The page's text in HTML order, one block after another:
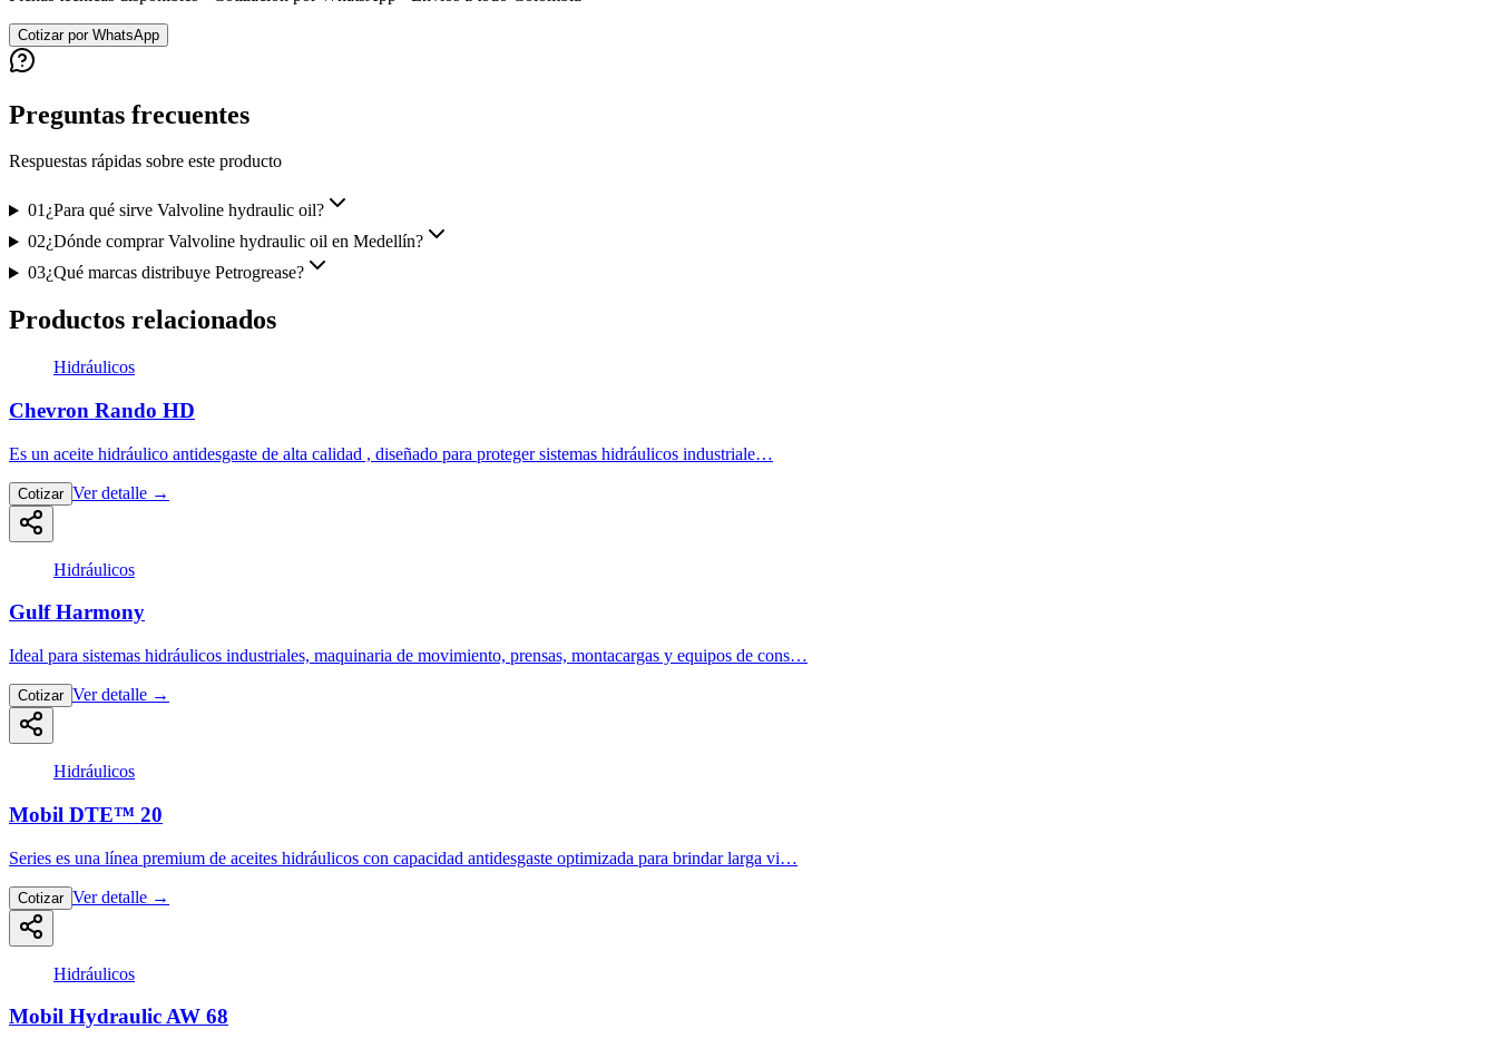
Cotizar por WhatsApp
Preguntas frecuentes
Respuestas rápidas sobre este producto
01¿Para qué sirve Valvoline hydraulic oil?
02¿Dónde comprar Valvoline hydraulic oil en Medellín?
03¿Qué marcas distribuye Petrogrease?
Productos relacionados
Hidráulicos
Chevron Rando HD
Es un aceite hidráulico antidesgaste de alta calidad , diseñado para proteger sistemas hidráulicos industriale…
Cotizar Ver detalle →
Hidráulicos
Gulf Harmony
Ideal para sistemas hidráulicos industriales, maquinaria de movimiento, prensas, montacargas y equipos de cons…
Cotizar Ver detalle →
Hidráulicos
Mobil DTE™ 20
Series es una línea premium de aceites hidráulicos con capacidad antidesgaste optimizada para brindar larga vi…
Cotizar Ver detalle →
Hidráulicos
Mobil Hydraulic AW 68